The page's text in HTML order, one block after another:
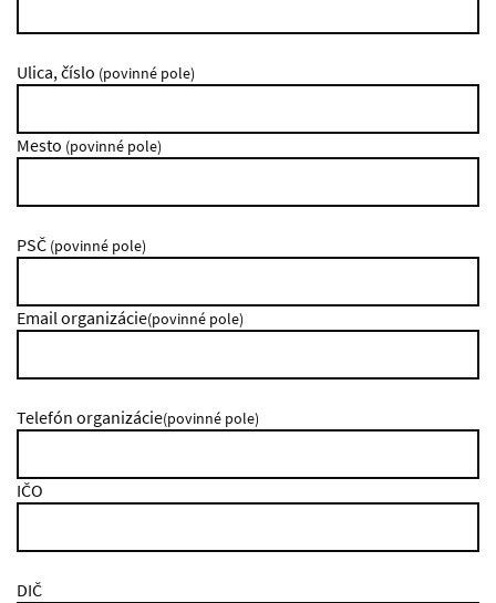
Ulica, číslo (povinné pole)
Mesto (povinné pole)
PSČ (povinné pole)
Email organizácie(povinné pole)
Telefón organizácie(povinné pole)
IČO
DIČ